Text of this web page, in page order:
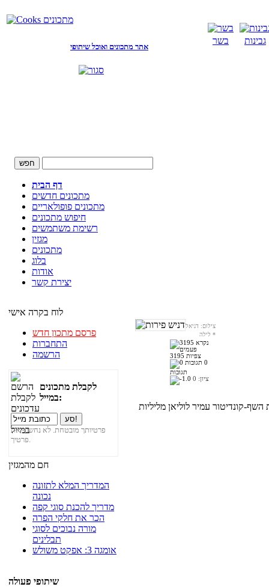
אתר מתכונים ואוכל שיתופי
בשר גבינות
דף הבית
מתכונים חדשים
מתכונים פופולאריים
חיפוש מתכונים
רשימת משתמשים
מגזין
מתכונים
בלוג
אודות
יצירת קשר
לוח בקרה אישי
פרסם מתכון חדש
התחברות
הרשמה
לקבלת מתכונים
במייל:
פרטיותך מובטחת. לא נחשוף את
פרטיך.
חם מהמגזין
המדריך המלא לתזונה
נכונה
מדריך להכנת סוגי קפה
הכר את חלקי הפרה
מורה נבוכים לסוגי
תבלינים
אומגה 3: אפקט משולש
שיתופי פעולה
צילום: דניאל
*
3195 צפיות
0
תגובות
ציון: 0